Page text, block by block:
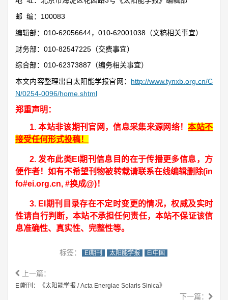
邮 编：100083
编辑部：010-62056644，010-62001038（文稿相关事宜）
财务部：010-82547225（交费事宜）
综合部：010-62373887（编务相关事宜）
本文内容整理出自太阳能学报官网： http://www.tynxb.org.cn/C
N/0254-0096/home.shtml
郑重声明：
1.本站非该期刊官网，信息采集来源网络！本站不
接受任何形式投稿！
2.发布此类EI期刊信息目的在于传播更多信息，方
便作者！如有不希望刊物被转载请联系在线编辑删除(in
fo#ei.org.cn, #换成@)！
3. EI期刊目录存在不定时变更的情况，权威及实时
性请自行判断，本站不承担任何责任，本站不保证该信
息准确性、真实性、完整性等。
标签： EI期刊 太阳能学报 Ei中国
上一篇：
EI期刊：《太阳能学报 / Acta Energiae Solaris Sinica》
下一篇：